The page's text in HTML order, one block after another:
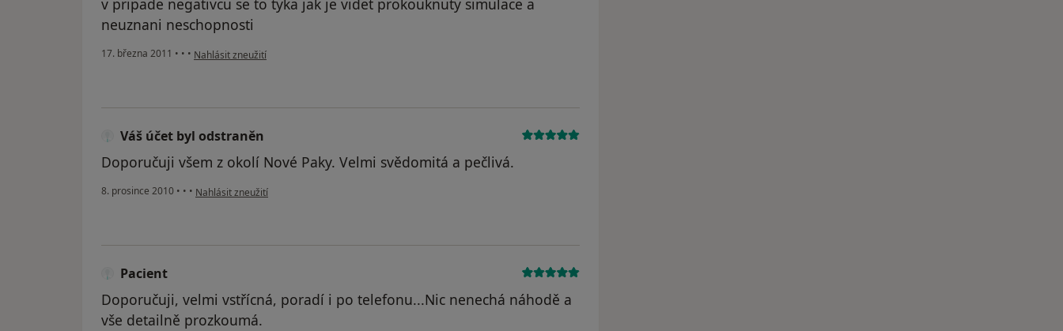
v pripade negativcu se to tyka jak je videt prokouknuty simulace a
neuznani neschopnosti
17. března 2011 • • • podle názoru uživatele Váš účet byl odstraněn
Nahlásit zneužití
Váš účet byl odstraněn
Doporučuji všem z okolí Nové Paky. Velmi svědomitá a pečlivá.
8. prosince 2010 • • • podle názoru uživatele Váš účet byl odstraněn
Nahlásit zneužití
Pacient
Doporučuji, velmi vstřícná, poradí i po telefonu...Nic nenechá náhodě a
vše detailně prozkoumá.